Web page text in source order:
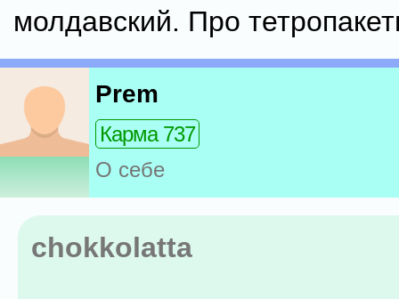
молдавский. Про
Prem
Карма 737
О себе
chokkolatta